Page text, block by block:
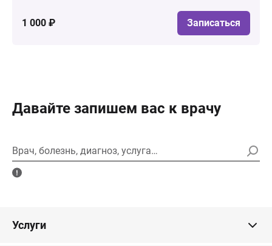
1 000 ₽ Записаться
Давайте запишем вас к врачу
Врач, болезнь, диагноз, услуга…
Услуги